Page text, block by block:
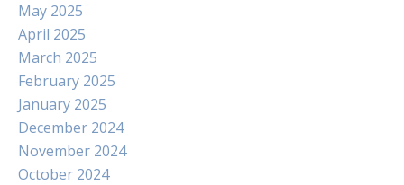
May 2025
April 2025
March 2025
February 2025
January 2025
December 2024
November 2024
October 2024